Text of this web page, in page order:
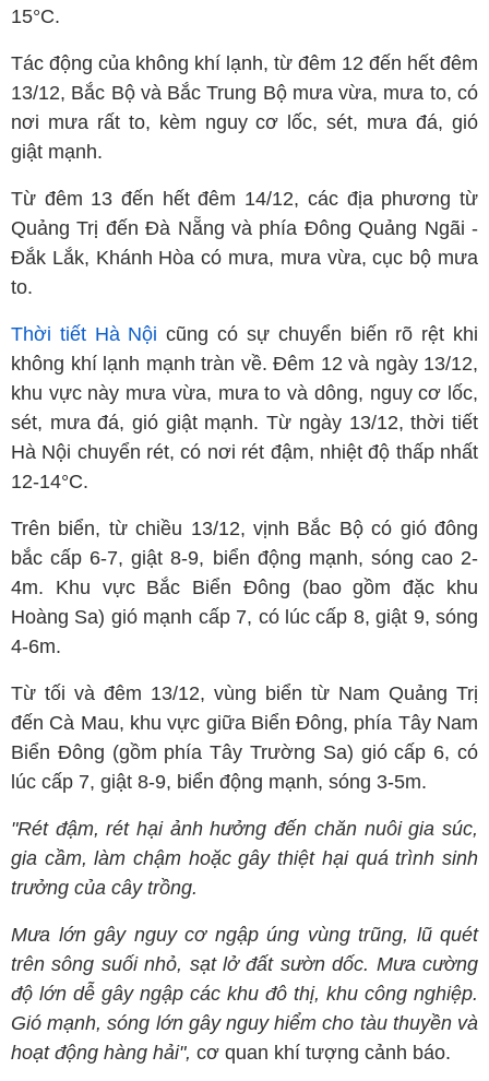
15°C.
Tác động của không khí lạnh, từ đêm 12 đến hết đêm
13/12, Bắc Bộ và Bắc Trung Bộ mưa vừa, mưa to, có
nơi mưa rất to, kèm nguy cơ lốc, sét, mưa đá, gió
giật mạnh.
Từ đêm 13 đến hết đêm 14/12, các địa phương từ
Quảng Trị đến Đà Nẵng và phía Đông Quảng Ngãi -
Đắk Lắk, Khánh Hòa có mưa, mưa vừa, cục bộ mưa
to.
Thời tiết Hà Nội cũng có sự chuyển biến rõ rệt khi
không khí lạnh mạnh tràn về. Đêm 12 và ngày 13/12,
khu vực này mưa vừa, mưa to và dông, nguy cơ lốc,
sét, mưa đá, gió giật mạnh. Từ ngày 13/12, thời tiết
Hà Nội chuyển rét, có nơi rét đậm, nhiệt độ thấp nhất
12-14°C.
Trên biển, từ chiều 13/12, vịnh Bắc Bộ có gió đông
bắc cấp 6-7, giật 8-9, biển động mạnh, sóng cao 2-
4m. Khu vực Bắc Biển Đông (bao gồm đặc khu
Hoàng Sa) gió mạnh cấp 7, có lúc cấp 8, giật 9, sóng
4-6m.
Từ tối và đêm 13/12, vùng biển từ Nam Quảng Trị
đến Cà Mau, khu vực giữa Biển Đông, phía Tây Nam
Biển Đông (gồm phía Tây Trường Sa) gió cấp 6, có
lúc cấp 7, giật 8-9, biển động mạnh, sóng 3-5m.
"Rét đậm, rét hại ảnh hưởng đến chăn nuôi gia súc,
gia cầm, làm chậm hoặc gây thiệt hại quá trình sinh
trưởng của cây trồng.
Mưa lớn gây nguy cơ ngập úng vùng trũng, lũ quét
trên sông suối nhỏ, sạt lở đất sườn dốc. Mưa cường
độ lớn dễ gây ngập các khu đô thị, khu công nghiệp.
Gió mạnh, sóng lớn gây nguy hiểm cho tàu thuyền và
hoạt động hàng hải", cơ quan khí tượng cảnh báo.